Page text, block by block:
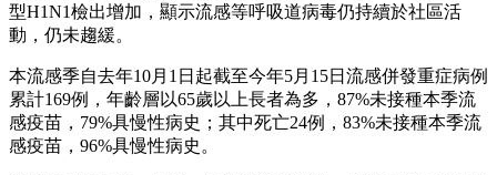
型H1N1檢出增加，顯示流感等呼吸道病毒仍持續於社區活
動，仍未趨緩。
本流感季自去年10月1日起截至今年5月15日流感併發重症病例
累計169例，年齡層以65歲以上長者為多，87%未接種本季流
感疫苗，79%具慢性病史；其中死亡24例，83%未接種本季流
感疫苗，96%具慢性病史。